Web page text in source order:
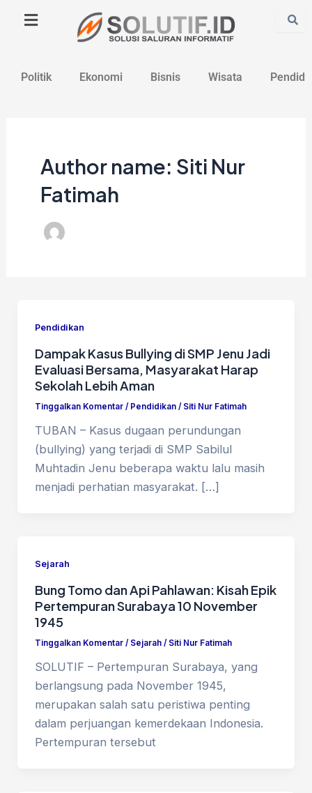
Politik Ekonomi Bisnis Wisata
Author name: Siti Nur
Fatimah
Pendidikan
Dampak Kasus Bullying di SMP Jenu Jadi
Evaluasi Bersama, Masyarakat Harap
Sekolah Lebih Aman
Tinggalkan Komentar / Pendidikan/ Siti Nur Fatimah
TUBAN – Kasus dugaan perundungan
(bullying) yang terjadi di SMP Sabilul
Muhtadin Jenu beberapa waktu lalu masih
menjadi perhatian masyarakat. […]
Sejarah
Bung Tomo dan Api Pahlawan: Kisah Epik
Pertempuran Surabaya 10 November
1945
Tinggalkan Komentar / Sejarah/ Siti Nur Fatimah
SOLUTIF – Pertempuran Surabaya, yang
berlangsung pada November 1945,
merupakan salah satu peristiwa penting
dalam perjuangan kemerdekaan Indonesia.
Pertempuran tersebut
pagination